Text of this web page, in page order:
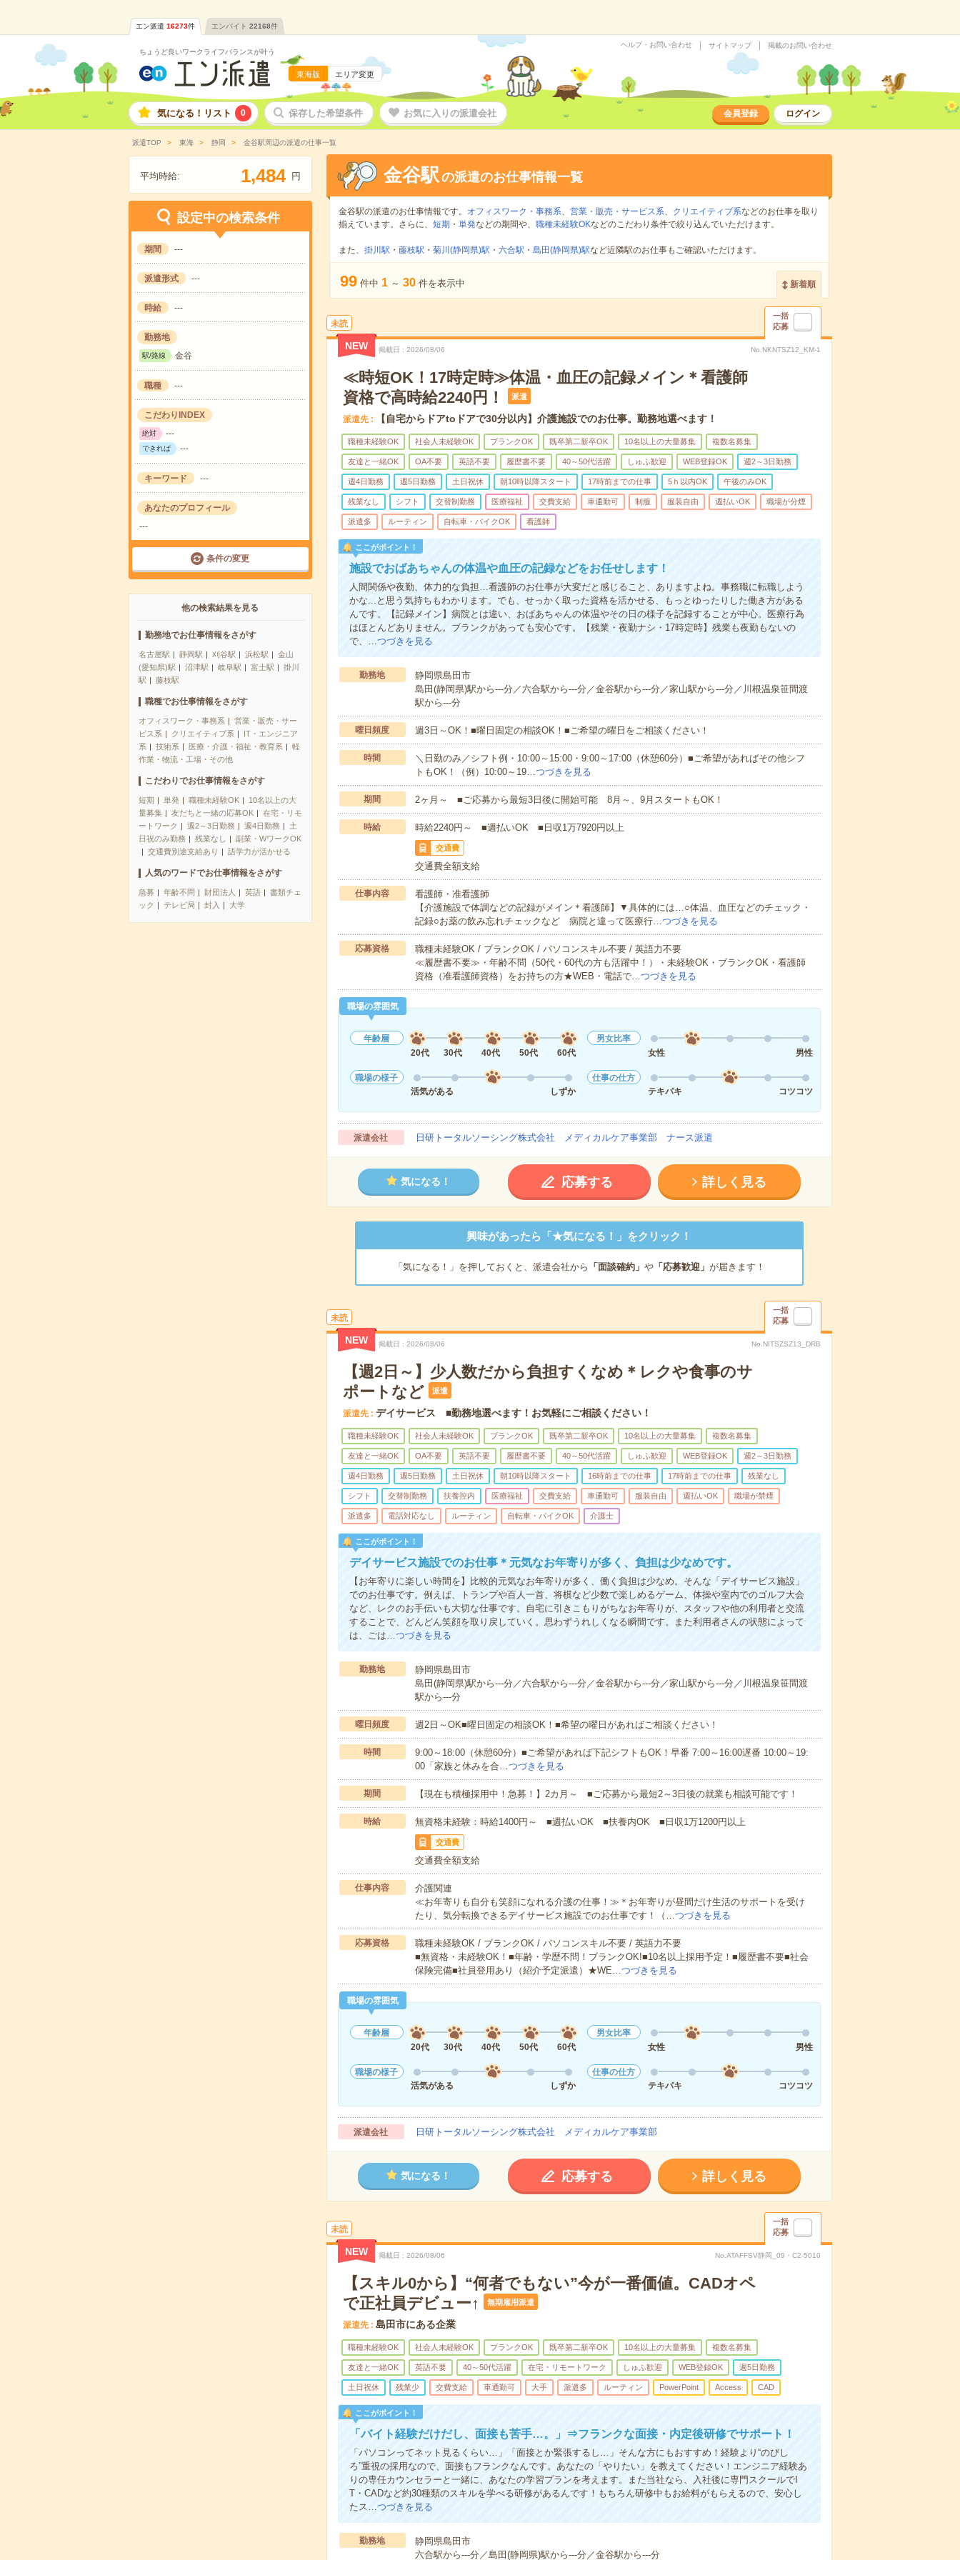
エン派遣 16273件 エンバイト 22168件
ちょうど良いワークライフバランスが叶う
東海版 エリア変更
ヘルプ・お問い合わせ サイトマップ 掲載のお問い合わせ
気になる！リスト 0 保存した希望条件 お気に入りの派遣会社 会員登録 ログイン
派遣TOP 東海 静岡 金谷駅周辺の派遣の仕事一覧
平均時給: 1,484 円
設定中の検索条件
期間 ---
派遣形式 ---
時給 ---
勤務地
駅/路線 金谷
職種 ---
こだわりINDEX
絶対 ---
できれば ---
キーワード ---
あなたのプロフィール
---
条件の変更
他の検索結果を見る
勤務地でお仕事情報をさがす
名古屋駅 静岡駅 刈谷駅 浜松駅
金山
(愛知県)駅
沼津駅 岐阜駅 富士駅
掛川
駅
藤枝駅
職種でお仕事情報をさがす
オフィスワーク・事務系
営業・販売・サー
ビス系
クリエイティブ系
IT・エンジニア
系
技術系 医療・介護・福祉・教育系
軽
作業・物流・工場・その他
こだわりでお仕事情報をさがす
短期 単発 職種未経験OK
10名以上の大
量募集
友だちと一緒の応募OK
在宅・リモ
ートワーク
週2～3日勤務 週4日勤務
土
日祝のみ勤務
残業なし
副業・WワークOK
交通費別途支給あり
語学力が活かせる
人気のワードでお仕事情報をさがす
急募 年齢不問 財団法人 英語
書類チェ
ック
テレビ局 封入 大学
金谷駅の派遣のお仕事情報一覧
金谷駅の派遣のお仕事情報です。 オフィスワーク・事務系、 営業・販売・サービス系、 クリエイティブ系などのお仕事を取り
揃えています。さらに、 短期 ・ 単発などの期間や、 職種未経験OKなどのこだわり条件で絞り込んでいただけます。
また、 掛川駅 ・ 藤枝駅 ・ 菊川(静岡県)駅 ・ 六合駅 ・ 島田(静岡県)駅など近隣駅のお仕事もご確認いただけます。
99 件中 1 ～ 30 件を表示中 新着順
未読
一括
応募
NEW 掲載日 2026/08/06 No.NKNTSZ12_KM-1
≪時短OK！17時定時≫体温・血圧の記録メイン＊看護師
資格で高時給2240円！
派遣
派遣先 【自宅からドアtoドアで30分以内】介護施設でのお仕事。勤務地選べます！
職種未経験OK 社会人未経験OK ブランクOK 既卒第二新卒OK 10名以上の大量募集 複数名募集
友達と一緒OK OA不要 英語不要 履歴書不要 40～50代活躍 しゅふ歓迎 WEB登録OK 週2～3日勤務
週4日勤務 週5日勤務 土日祝休 朝10時以降スタート 17時前までの仕事 5ｈ以内OK 午後のみOK
残業なし シフト 交替制勤務 医療福祉 交費支給 車通勤可 制服 服装自由 週払いOK 職場が分煙
派遣多 ルーティン 自転車・バイクOK 看護師
ここがポイント！
施設でおばあちゃんの体温や血圧の記録などをお任せします！
人間関係や夜勤、体力的な負担…看護師のお仕事が大変だと感じること、ありますよね。事務職に転職しよう
かな...と思う気持ちもわかります。でも、せっかく取った資格を活かせる、もっとゆったりした働き方がある
んです。【記録メイン】病院とは違い、おばあちゃんの体温やその日の様子を記録することが中心。医療行為
はほとんどありません。ブランクがあっても安心です。【残業・夜勤ナシ・17時定時】残業も夜勤もないの
で、…つづきを見る
勤務地
静岡県島田市
島田(静岡県)駅から---分／六合駅から---分／金谷駅から---分／家山駅から---分／川根温泉笹間渡
駅から---分
曜日頻度 週3日～OK！■曜日固定の相談OK！■ご希望の曜日をご相談ください！
時間
＼日勤のみ／シフト例・10:00～15:00・9:00～17:00（休憩60分）■ご希望があればその他シフ
トもOK！（例）10:00～19…つづきを見る
期間 2ヶ月～ ■ご応募から最短3日後に開始可能 8月～、9月スタートもOK！
時給 時給2240円～ ■週払いOK ■日収1万7920円以上
交通費
交通費全額支給
仕事内容
看護師・准看護師
【介護施設で体調などの記録がメイン＊看護師】▼具体的には…○体温、血圧などのチェック・
記録○お薬の飲み忘れチェックなど 病院と違って医療行…つづきを見る
応募資格
職種未経験OK / ブランクOK / パソコンスキル不要 / 英語力不要
≪履歴書不要≫・年齢不問（50代・60代の方も活躍中！）・未経験OK・ブランクOK・看護師
資格（准看護師資格）をお持ちの方★WEB・電話で…つづきを見る
職場の雰囲気
年齢層
20代
30代 40代 50代 60代
男女比率
女性
男性
職場の様子
活気がある
しずか
仕事の仕方
テキパキ
コツコツ
派遣会社 日研トータルソーシング株式会社 メディカルケア事業部 ナース派遣
気になる！ 応募する 詳しく見る
興味があったら「★気になる！」をクリック！
「気になる！」を押しておくと、派遣会社から 「面談確約」 や「応募歓迎」 が届きます！
未読
一括
応募
NEW 掲載日 2026/08/06 No.NITSZSZ13_DRB
【週2日～】少人数だから負担すくなめ＊レクや食事のサ
ポートなど
派遣
派遣先 デイサービス ■勤務地選べます！お気軽にご相談ください！
職種未経験OK 社会人未経験OK ブランクOK 既卒第二新卒OK 10名以上の大量募集 複数名募集
友達と一緒OK OA不要 英語不要 履歴書不要 40～50代活躍 しゅふ歓迎 WEB登録OK 週2～3日勤務
週4日勤務 週5日勤務 土日祝休 朝10時以降スタート 16時前までの仕事 17時前までの仕事 残業なし
シフト 交替制勤務 扶養控内 医療福祉 交費支給 車通勤可 服装自由 週払いOK 職場が禁煙
派遣多 電話対応なし ルーティン 自転車・バイクOK 介護士
ここがポイント！
デイサービス施設でのお仕事＊元気なお年寄りが多く、負担は少なめです。
【お年寄りに楽しい時間を】比較的元気なお年寄りが多く、働く負担は少なめ。そんな「デイサービス施設」
でのお仕事です。例えば、トランプや百人一首、将棋など少数で楽しめるゲーム、体操や室内でのゴルフ大会
など、レクのお手伝いも大切な仕事です。自宅に引きこもりがちなお年寄りが、スタッフや他の利用者と交流
することで、どんどん笑顔を取り戻していく。思わずうれしくなる瞬間です。また利用者さんの状態によって
は、ごは…つづきを見る
勤務地
静岡県島田市
島田(静岡県)駅から---分／六合駅から---分／金谷駅から---分／家山駅から---分／川根温泉笹間渡
駅から---分
曜日頻度 週2日～OK■曜日固定の相談OK！■希望の曜日があればご相談ください！
時間
9:00～18:00（休憩60分）■ご希望があれば下記シフトもOK！早番 7:00～16:00遅番 10:00～19:
00「家族と休みを合…つづきを見る
期間 【現在も積極採用中！急募！】2カ月～ ■ご応募から最短2～3日後の就業も相談可能です！
時給 無資格未経験：時給1400円～ ■週払いOK ■扶養内OK ■日収1万1200円以上
交通費
交通費全額支給
仕事内容
介護関連
≪お年寄りも自分も笑顔になれる介護の仕事！≫＊お年寄りが昼間だけ生活のサポートを受け
たり、気分転換できるデイサービス施設でのお仕事です！（…つづきを見る
応募資格
職種未経験OK / ブランクOK / パソコンスキル不要 / 英語力不要
■無資格・未経験OK！■年齢・学歴不問！ブランクOK!■10名以上採用予定！■履歴書不要■社会
保険完備■社員登用あり（紹介予定派遣）★WE…つづきを見る
職場の雰囲気
年齢層
20代
30代 40代 50代 60代
男女比率
女性
男性
職場の様子
活気がある
しずか
仕事の仕方
テキパキ
コツコツ
派遣会社 日研トータルソーシング株式会社 メディカルケア事業部
気になる！ 応募する 詳しく見る
未読
一括
応募
NEW 掲載日 2026/08/06 No.ATAFFSV静岡_09・C2-5010
【スキル0から】“何者でもない”今が一番価値。CADオペ
で正社員デビュー↑
無期雇用派遣
派遣先 島田市にある企業
職種未経験OK 社会人未経験OK ブランクOK 既卒第二新卒OK 10名以上の大量募集 複数名募集
友達と一緒OK 英語不要 40～50代活躍 在宅・リモートワーク しゅふ歓迎 WEB登録OK 週5日勤務
土日祝休 残業少 交費支給 車通勤可 大手 派遣多 ルーティン PowerPoint Access CAD
ここがポイント！
「バイト経験だけだし、面接も苦手…。」⇒フランクな面接・内定後研修でサポート！
「パソコンってネット見るくらい…」「面接とか緊張するし…」そんな方にもおすすめ！経験より“のびし
ろ”重視の採用なので、面接もフランクなんです。あなたの「やりたい」を教えてください！エンジニア経験あ
りの専任カウンセラーと一緒に、あなたの学習プランを考えます。また当社なら、入社後に専門スクールでI
T・CADなど約30種類のスキルを学べる研修があるんです！もちろん研修中もお給料がもらえるので、安心し
たス…つづきを見る
勤務地
静岡県島田市
六合駅から---分／島田(静岡県)駅から---分／金谷駅から---分